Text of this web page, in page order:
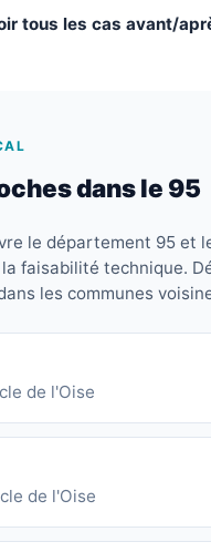
tous les cas avant/
dans le 95
le département 95 et
faisabilité technique.
les communes
de l'Oise
de l'Oise